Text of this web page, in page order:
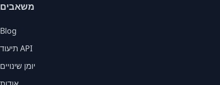
משאבים
Blog
תיעוד API
יומן שינויים